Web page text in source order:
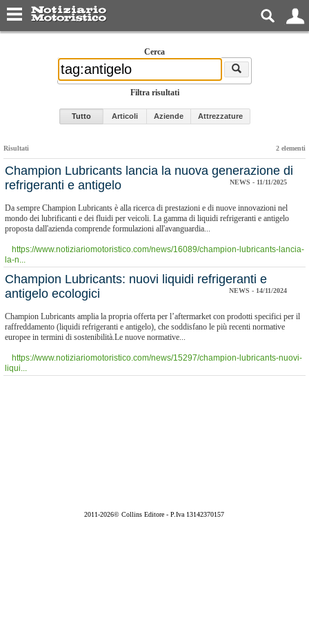
Cerca
Filtra risultati
Tutto Articoli Aziende Attrezzature
Risultati 2 elementi
Champion Lubricants lancia la nuova generazione di
refrigeranti e antigelo
NEWS - 11/11/2025
Da sempre Champion Lubricants è alla ricerca di prestazioni e di nuove innovazioni nel
mondo dei lubrificanti e dei fluidi per veicoli. La gamma di liquidi refrigeranti e antigelo
proposta dall'azienda comprende formulazioni all'avanguardia...
https://www.notiziariomotoristico.com/news/16089/champion-lubricants-lancia-
la-n...
Champion Lubricants: nuovi liquidi refrigeranti e
antigelo ecologici
NEWS - 14/11/2024
Champion Lubricants amplia la propria offerta per l’aftermarket con prodotti specifici per il
raffreddamento (liquidi refrigeranti e antigelo), che soddisfano le più recenti normative
europee in termini di sostenibilità.Le nuove normative...
https://www.notiziariomotoristico.com/news/15297/champion-lubricants-nuovi-
liqui...
2011-2026© Collins Editore - P.Iva 13142370157